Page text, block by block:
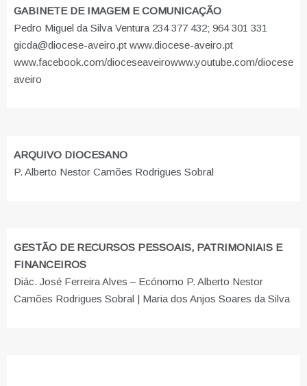
GABINETE DE IMAGEM E COMUNICAÇÃO
Pedro Miguel da Silva Ventura 234 377 432; 964 301 331
gicda@diocese-aveiro.pt www.diocese-aveiro.pt
www.facebook.com/dioceseaveirowww.youtube.com/diocese
aveiro
ARQUIVO DIOCESANO
P. Alberto Nestor Camões Rodrigues Sobral
GESTÃO DE RECURSOS PESSOAIS, PATRIMONIAIS E
FINANCEIROS
Diác. José Ferreira Alves – Ecónomo P. Alberto Nestor
Camões Rodrigues Sobral | Maria dos Anjos Soares da Silva